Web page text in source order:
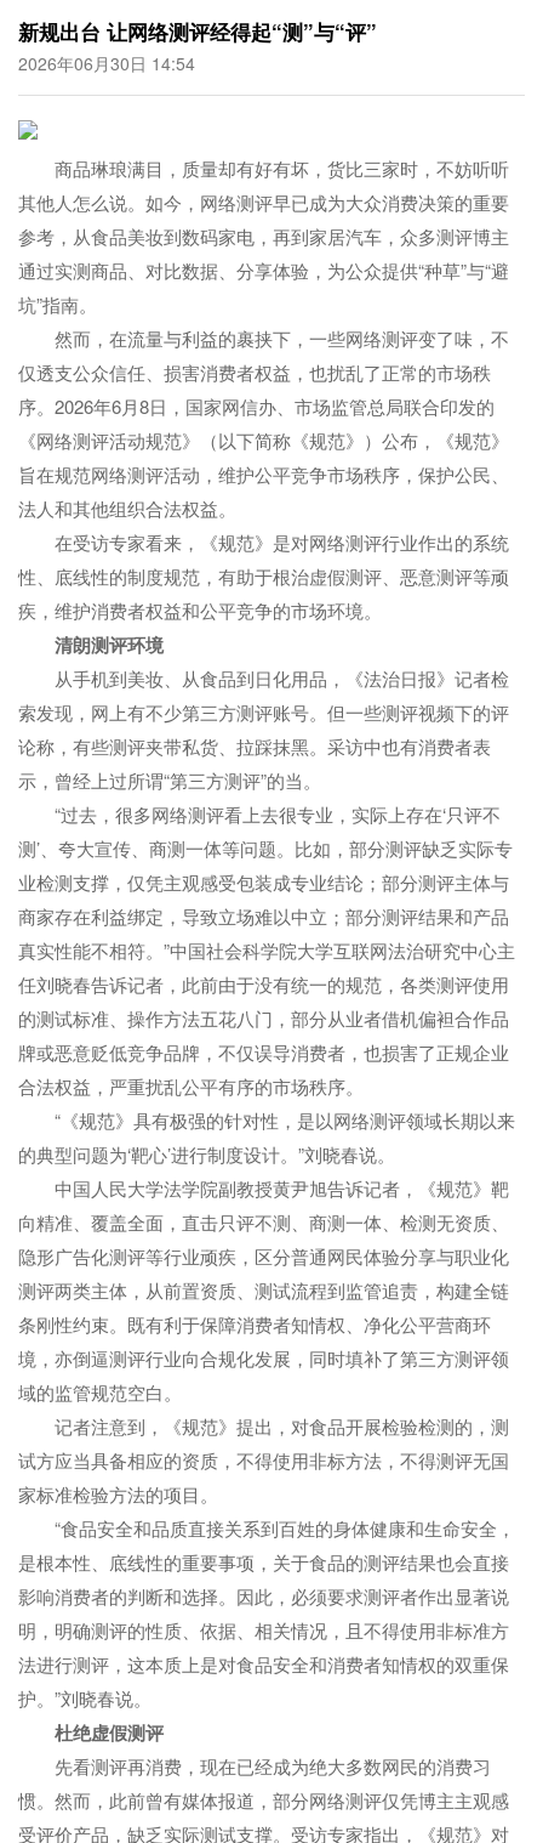
新规出台 让网络测评经得起“测”与“评”
2026年06月30日 14:54
商品琳琅满目，质量却有好有坏，货比三家时，不妨听听
其他人怎么说。如今，网络测评早已成为大众消费决策的重要
参考，从食品美妆到数码家电，再到家居汽车，众多测评博主
通过实测商品、对比数据、分享体验，为公众提供“种草”与“避
坑”指南。
然而，在流量与利益的裹挟下，一些网络测评变了味，不
仅透支公众信任、损害消费者权益，也扰乱了正常的市场秩
序。2026年6月8日，国家网信办、市场监管总局联合印发的
《网络测评活动规范》（以下简称《规范》）公布，《规范》
旨在规范网络测评活动，维护公平竞争市场秩序，保护公民、
法人和其他组织合法权益。
在受访专家看来，《规范》是对网络测评行业作出的系统
性、底线性的制度规范，有助于根治虚假测评、恶意测评等顽
疾，维护消费者权益和公平竞争的市场环境。
清朗测评环境
从手机到美妆、从食品到日化用品，《法治日报》记者检
索发现，网上有不少第三方测评账号。但一些测评视频下的评
论称，有些测评夹带私货、拉踩抹黑。采访中也有消费者表
示，曾经上过所谓“第三方测评”的当。
“过去，很多网络测评看上去很专业，实际上存在‘只评不
测’、夸大宣传、商测一体等问题。比如，部分测评缺乏实际专
业检测支撑，仅凭主观感受包装成专业结论；部分测评主体与
商家存在利益绑定，导致立场难以中立；部分测评结果和产品
真实性能不相符。”中国社会科学院大学互联网法治研究中心主
任刘晓春告诉记者，此前由于没有统一的规范，各类测评使用
的测试标准、操作方法五花八门，部分从业者借机偏袒合作品
牌或恶意贬低竞争品牌，不仅误导消费者，也损害了正规企业
合法权益，严重扰乱公平有序的市场秩序。
“《规范》具有极强的针对性，是以网络测评领域长期以来
的典型问题为‘靶心’进行制度设计。”刘晓春说。
中国人民大学法学院副教授黄尹旭告诉记者，《规范》靶
向精准、覆盖全面，直击只评不测、商测一体、检测无资质、
隐形广告化测评等行业顽疾，区分普通网民体验分享与职业化
测评两类主体，从前置资质、测试流程到监管追责，构建全链
条刚性约束。既有利于保障消费者知情权、净化公平营商环
境，亦倒逼测评行业向合规化发展，同时填补了第三方测评领
域的监管规范空白。
记者注意到，《规范》提出，对食品开展检验检测的，测
试方应当具备相应的资质，不得使用非标方法，不得测评无国
家标准检验方法的项目。
“食品安全和品质直接关系到百姓的身体健康和生命安全，
是根本性、底线性的重要事项，关于食品的测评结果也会直接
影响消费者的判断和选择。因此，必须要求测评者作出显著说
明，明确测评的性质、依据、相关情况，且不得使用非标准方
法进行测评，这本质上是对食品安全和消费者知情权的双重保
护。”刘晓春说。
杜绝虚假测评
先看测评再消费，现在已经成为绝大多数网民的消费习
惯。然而，此前曾有媒体报道，部分网络测评仅凭博主主观感
受评价产品，缺乏实际测试支撑。受访专家指出，《规范》对